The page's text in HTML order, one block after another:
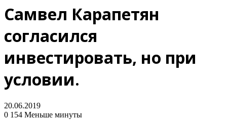
Самвел Карапетян
согласился
инвестировать, но при
условии.
20.06.2019
0 154 Меньше минуты